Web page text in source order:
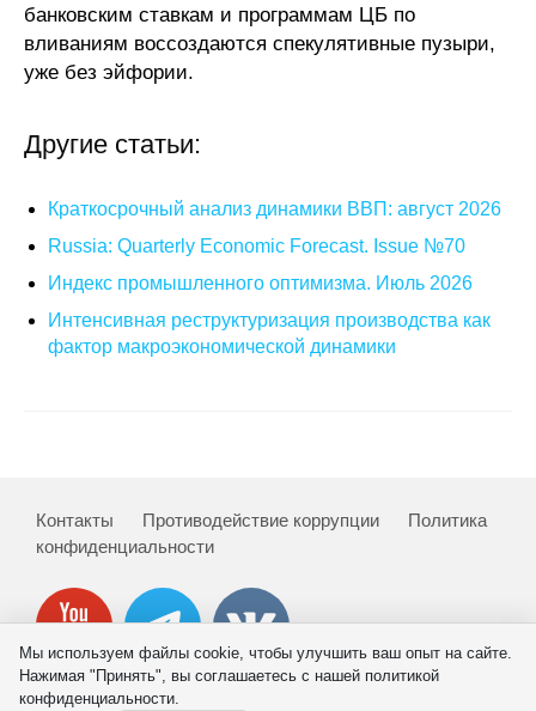
банковским ставкам и программам ЦБ по
вливаниям воссоздаются спекулятивные пузыри,
уже без эйфории.
Другие статьи:
Краткосрочный анализ динамики ВВП: август 2026
Russia: Quarterly Economic Forecast. Issue №70
Индекс промышленного оптимизма. Июль 2026
Интенсивная реструктуризация производства как
фактор макроэкономической динамики
Контакты Противодействие коррупции
Политика
конфиденциальности
Мы используем файлы cookie, чтобы улучшить ваш опыт на сайте.
Нажимая "Принять", вы соглашаетесь с нашей политикой
конфиденциальности.